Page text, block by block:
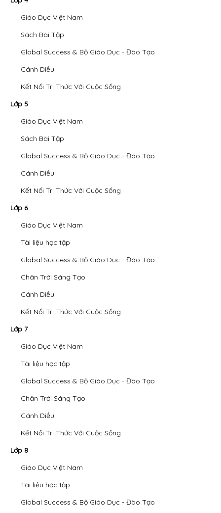
Giáo Dục Việt Nam
Sách Bài Tập
Global Success & Bộ Giáo Dục - Đào Tạo
Cánh Diều
Kết Nối Tri Thức Với Cuộc Sống
Lớp 5
Giáo Dục Việt Nam
Sách Bài Tập
Global Success & Bộ Giáo Dục - Đào Tạo
Cánh Diều
Kết Nối Tri Thức Với Cuộc Sống
Lớp 6
Giáo Dục Việt Nam
Tài liệu học tập
Global Success & Bộ Giáo Dục - Đào Tạo
Chân Trời Sáng Tạo
Cánh Diều
Kết Nối Tri Thức Với Cuộc Sống
Lớp 7
Giáo Dục Việt Nam
Tài liệu học tập
Global Success & Bộ Giáo Dục - Đào Tạo
Chân Trời Sáng Tạo
Cánh Diều
Kết Nối Tri Thức Với Cuộc Sống
Lớp 8
Giáo Dục Việt Nam
Tài liệu học tập
Global Success & Bộ Giáo Dục - Đào Tạo